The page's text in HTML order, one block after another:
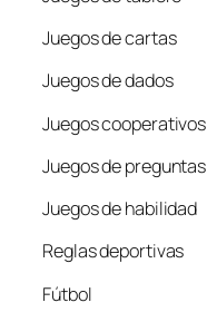
Juegos de cartas
Juegos de dados
Juegos cooperativos
Juegos de preguntas
Juegos de habilidad
Reglas deportivas
Fútbol